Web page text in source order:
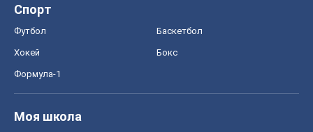
Спорт
Футбол Баскетбол
Хокей Бокс
Формула-1
Моя школа